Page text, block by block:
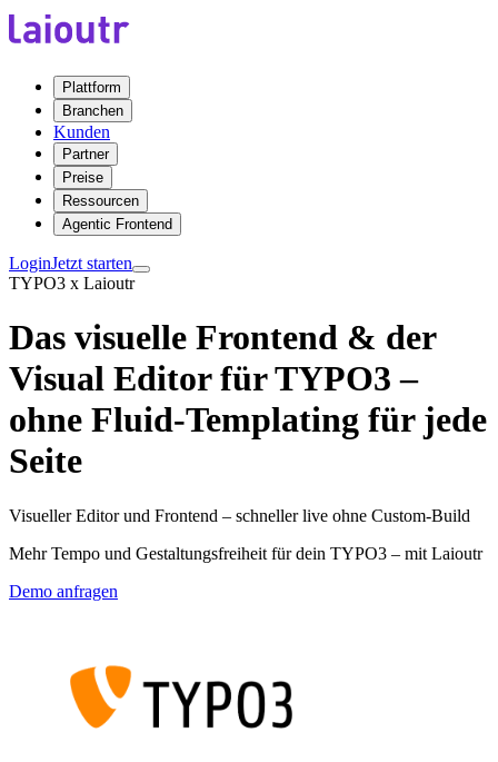
Plattform
Branchen
Kunden
Partner
Preise
Ressourcen
Agentic Frontend
LoginJetzt starten
TYPO3 x Laioutr
Das visuelle Frontend & der
Visual Editor für TYPO3 –
ohne Fluid-Templating für jede
Seite
Visueller Editor und Frontend – schneller live ohne Custom-Build
Mehr Tempo und Gestaltungsfreiheit für dein TYPO3 – mit Laioutr
Demo anfragen